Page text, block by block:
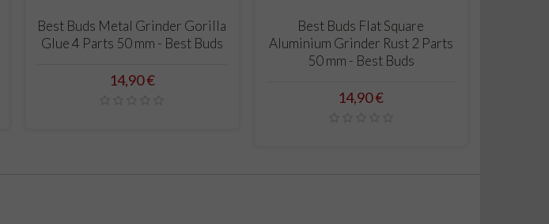
CARRELLO
Best Buds Metal Grinder Gorilla
Glue 4 Parts 50 mm - Best Buds
Prezzo
14,90 €
CARRELLO
Best Buds Flat Square
Aluminium Grinder Rust 2 Parts
50 mm - Best Buds
Prezzo
14,90 €